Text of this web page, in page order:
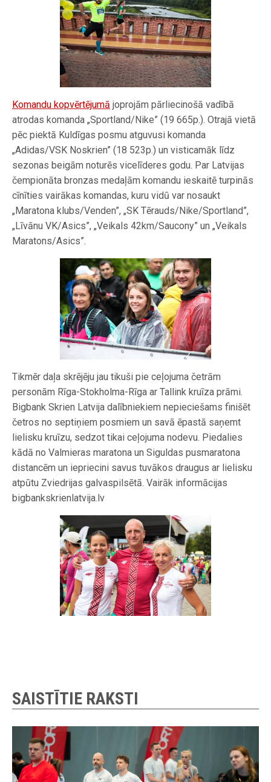
Komandu kopvērtējumā joprojām pārliecinošā vadībā
atrodas komanda „Sportland/Nike” (19 665p.). Otrajā vietā
pēc piektā Kuldīgas posmu atguvusi komanda
„Adidas/VSK Noskrien” (18 523p.) un visticamāk līdz
sezonas beigām noturēs vicelīderes godu. Par Latvijas
čempionāta bronzas medaļām komandu ieskaitē turpinās
cīnīties vairākas komandas, kuru vidū var nosaukt
„Maratona klubs/Venden”, „SK Tērauds/Nike/Sportland”,
„Līvānu VK/Asics”, „Veikals 42km/Saucony” un „Veikals
Maratons/Asics”.
Tikmēr daļa skrējēju jau tikuši pie ceļojuma četrām
personām Rīga-Stokholma-Rīga ar Tallink kruīza prāmi.
Bigbank Skrien Latvija dalībniekiem nepieciešams finišēt
četros no septiņiem posmiem un savā ēpastā saņemt
lielisku kruīzu, sedzot tikai ceļojuma nodevu. Piedalies
kādā no Valmieras maratona un Siguldas pusmaratona
distancēm un iepriecini savus tuvākos draugus ar lielisku
atpūtu Zviedrijas galvaspilsētā. Vairāk informācijas
bigbankskrienlatvija.lv
SAISTĪTIE RAKSTI